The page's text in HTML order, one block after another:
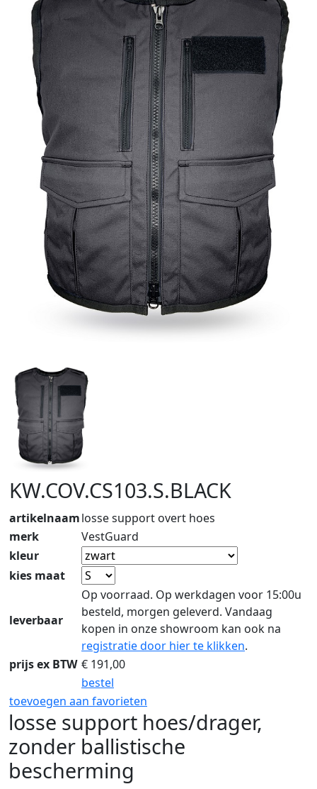
KW.COV.CS103.S.BLACK
artikelnaamlosse support overt hoes
merk
VestGuard
kleur
kies maat
leverbaar
Op voorraad. Op werkdagen voor 15:00u
besteld, morgen geleverd. Vandaag
kopen in onze showroom kan ook na
registratie door hier te klikken.
prijs ex BTW € 191,00
bestel
toevoegen aan favorieten
losse support hoes/drager,
zonder ballistische
bescherming